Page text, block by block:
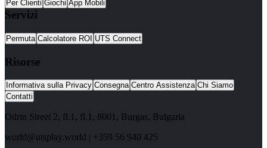
Per Clienti Giochi App Mobili
Servizi
Permuta Calcolatore ROI UTS Connect
Risorse
Informativa sulla Privacy Consegna Centro Assistenza Chi Siamo
Contatti
Odrin Street 2, fl.1, fl.1, 8001, Burgas, Bulgaria
world@utsplay.world | +359 56 940 425